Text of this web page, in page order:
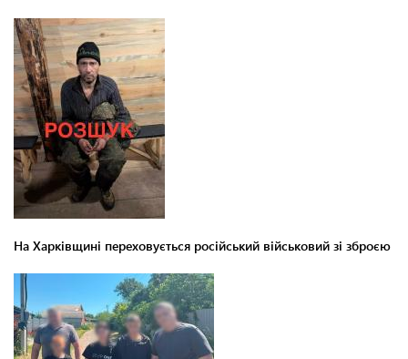
На Харківщині переховується російський військовий зі зброєю